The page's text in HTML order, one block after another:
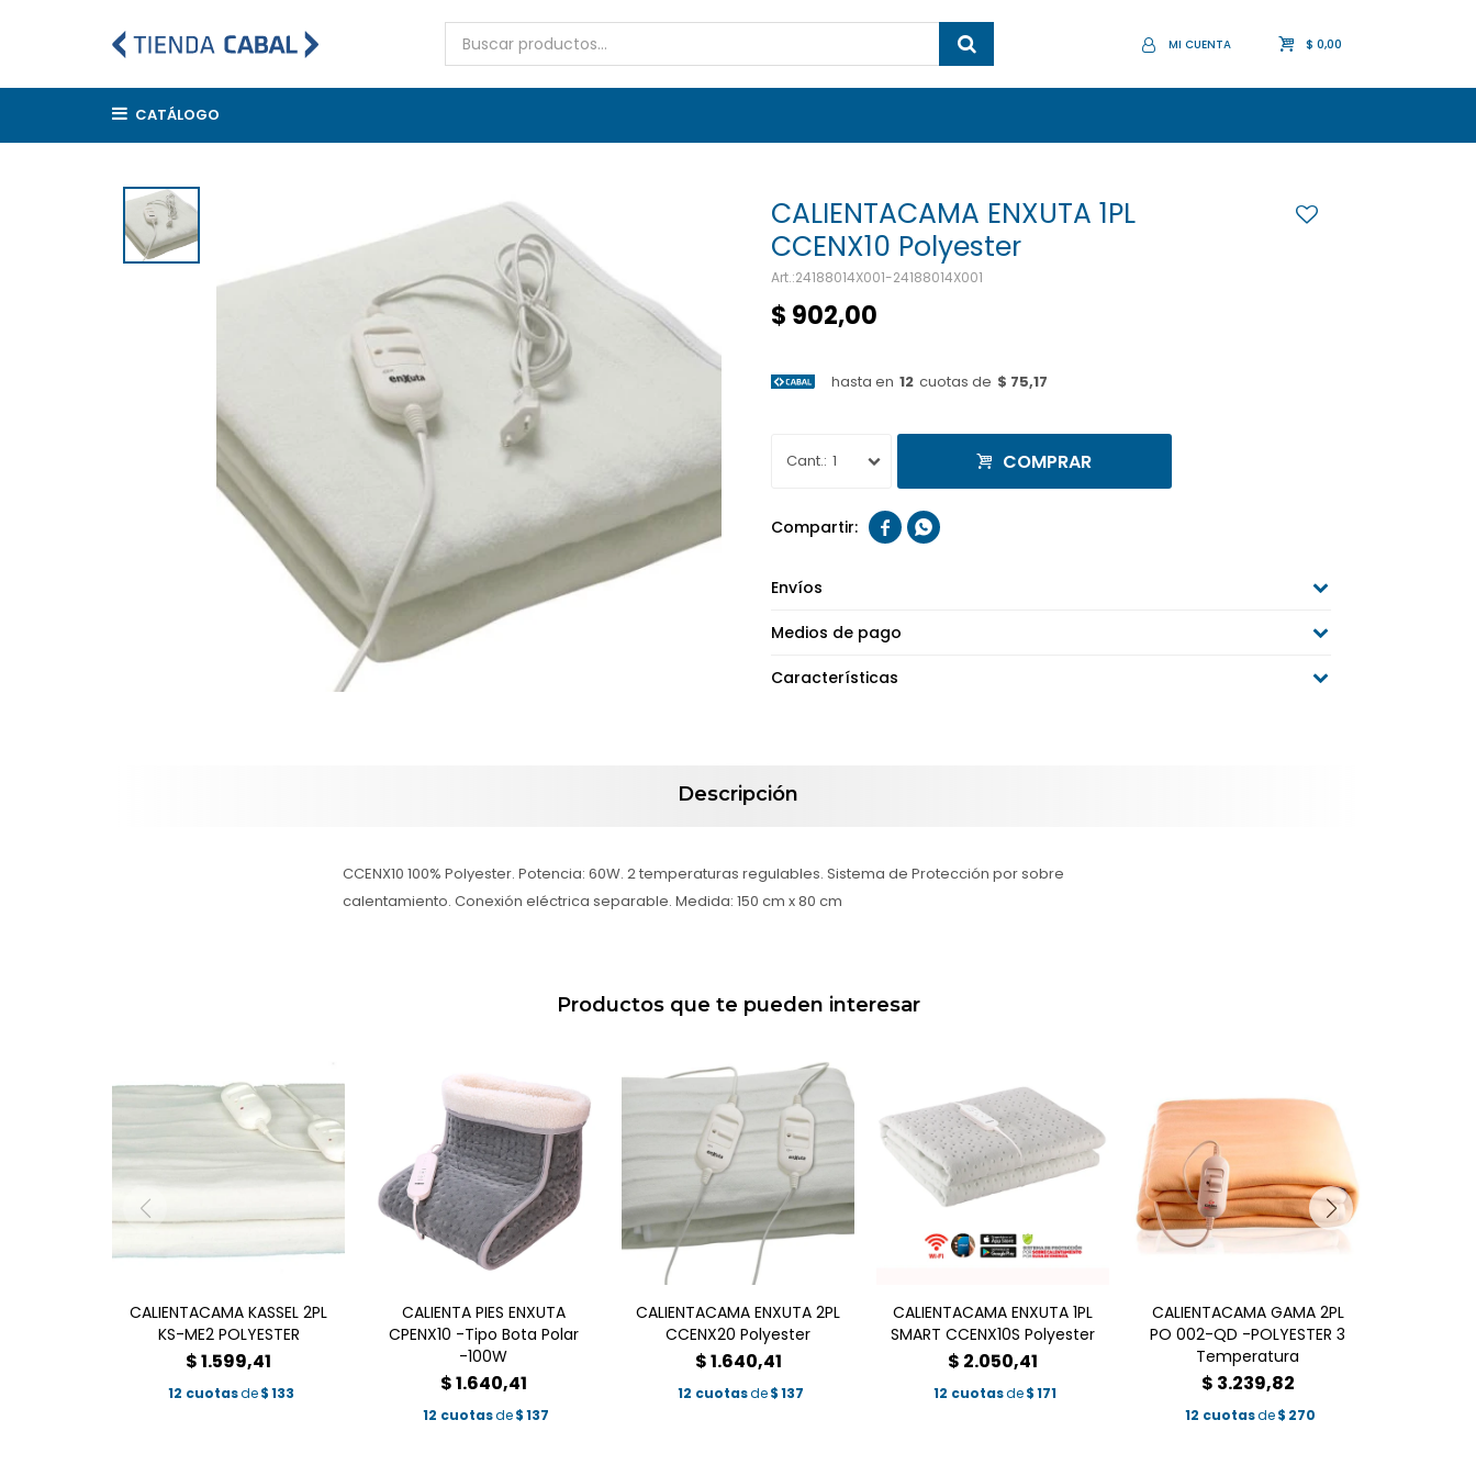
CATÁLOGO
$ 0,00
CALIENTACAMA ENXUTA 1PL
CCENX10 Polyester
24188014X001-24188014X001
$ 902,00
hasta en 12 cuotas de $ 75,17
1 COMPRAR
 
Envíos
Medios de pago
Características
Descripción
CCENX10 100% Polyester. Potencia: 60W. 2 temperaturas regulables. Sistema de Protección por sobre
calentamiento. Conexión eléctrica separable. Medida: 150 cm x 80 cm
Productos que te pueden interesar
CALIENTACAMA KASSEL 2PL
KS-ME2 POLYESTER
$1.599,41
12 cuotasde $133
CALIENTA PIES ENXUTA
CPENX10 -Tipo Bota Polar
-100W
$1.640,41
12 cuotasde $137
CALIENTACAMA ENXUTA 2PL
CCENX20 Polyester
$1.640,41
12 cuotasde $137
CALIENTACAMA ENXUTA 1PL
SMART CCENX10S Polyester
$ 2.050,41
12 cuotasde$171
CALIENTACAMA GAMA 2PL
PO 002-QD -POLYESTER 3
Temperatura
$ 3.239,82
12 cuotasde $ 270